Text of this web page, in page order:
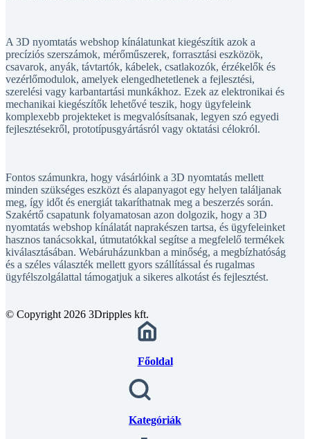
A 3D nyomtatás webshop kínálatunkat kiegészítik azok a
precíziós szerszámok, mérőműszerek, forrasztási eszközök,
csavarok, anyák, távtartók, kábelek, csatlakozók, érzékelők és
vezérlőmodulok, amelyek elengedhetetlenek a fejlesztési,
szerelési vagy karbantartási munkákhoz. Ezek az elektronikai és
mechanikai kiegészítők lehetővé teszik, hogy ügyfeleink
komplexebb projekteket is megvalósítsanak, legyen szó egyedi
fejlesztésekről, prototípusgyártásról vagy oktatási célokról.
Fontos számunkra, hogy vásárlóink a 3D nyomtatás mellett
minden szükséges eszközt és alapanyagot egy helyen találjanak
meg, így időt és energiát takaríthatnak meg a beszerzés során.
Szakértő csapatunk folyamatosan azon dolgozik, hogy a 3D
nyomtatás webshop kínálatát naprakészen tartsa, és ügyfeleinket
hasznos tanácsokkal, útmutatókkal segítse a megfelelő termékek
kiválasztásában. Webáruházunkban a minőség, a megbízhatóság
és a széles választék mellett gyors szállítással és rugalmas
ügyfélszolgálattal támogatjuk a sikeres alkotást és fejlesztést.
© Copyright 2026 3Dripples kft.
Főoldal
Kategóriák